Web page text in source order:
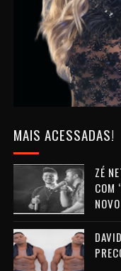
MAIS ACESSADAS!
ZÉ
COM